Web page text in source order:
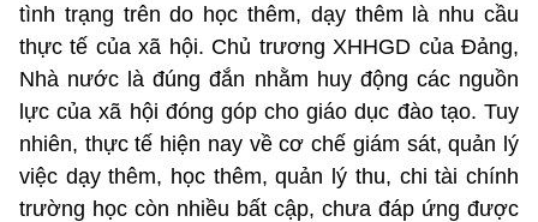
tình trạng trên do học thêm, dạy thêm là nhu cầu
thực tế của xã hội. Chủ trương XHHGD của Đảng,
Nhà nước là đúng đắn nhằm huy động các nguồn
lực của xã hội đóng góp cho giáo dục đào tạo. Tuy
nhiên, thực tế hiện nay về cơ chế giám sát, quản lý
việc dạy thêm, học thêm, quản lý thu, chi tài chính
trường học còn nhiều bất cập, chưa đáp ứng được